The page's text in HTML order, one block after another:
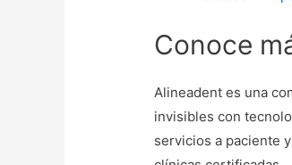
Conoce
Alineadent es una
invisibles con
servicios a paciente